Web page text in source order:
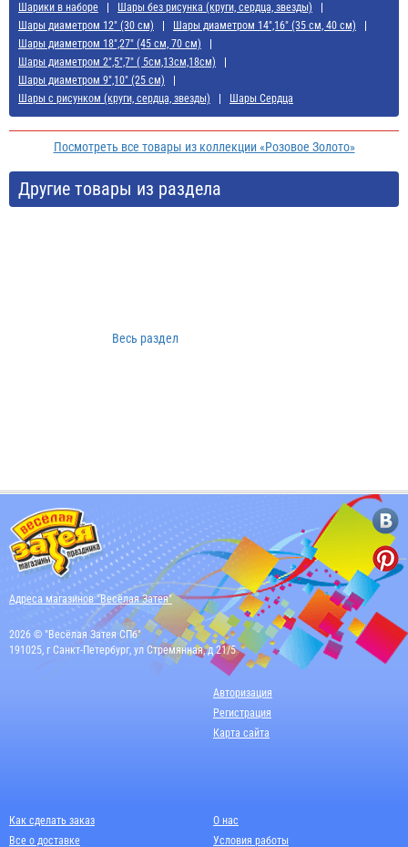
Шарики в наборе
Шары без рисунка (круги, сердца, звезды)
Шары диаметром 12" (30 см)
Шары диаметром 14",16" (35 см, 40 см)
Шары диаметром 18",27" (45 см, 70 см)
Шары диаметром 2",5",7" ( 5см,13см,18см)
Шары диаметром 9",10" (25 см)
Шары с рисунком (круги, сердца, звезды)
Шары Сердца
Посмотреть все товары из коллекции «Розовое Золото»
Другие товары из раздела
Весь раздел
Адреса магазинов "Весёлая Затея"
2026 © "Весёлая Затея СПб"
191025, г Санкт-Петербург, ул Стремянная, д 21/5
Авторизация
Регистрация
Карта сайта
Как сделать заказ
Все о доставке
О нас
Условия работы